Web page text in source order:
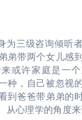
果给这种一直很
几分呢？有没有
里，不知道你有
或者弟弟，或者
如何看待你的想
如何帮助自己的
一份理解与自我
的感受与需求，
很烦躁的感受评分
影响到你的饮食
没有尝试过把自
你其他的家人，
法？在你感到很
呢？这里，我希
关怀，而不是去
可以吗？最后，
躁”这个情绪有一
烦躁感受”，你
口说话，你觉得
受，我也很理解
精心下来处理这
询师的帮助，在
的理解，对你自
或按照你想要的
绪有一点好奇和
，你预期会看到
觉得它又会对你
理解，如果这个
理这个烦躁，我
，在一个安全可
你自己的理解，
要的方式处置它的
为三级咨询倾听
弟带两个女儿感
或许家庭是一
种，自己被忽视
到爸爸带弟弟的
从心理学的角度
弟带两个女儿感
或许家庭是一
种，自己被忽视
到爸爸带弟弟的
从心理学的角度